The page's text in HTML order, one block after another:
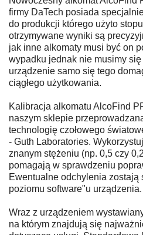
firmy DaTech posiada
do produkcji którego użyto
otrzymywane wyniki są
jak inne alkomaty musi być on
wypadku jednak nie musimy
urządzenie samo się tego
ciągłego użytkowania.
Kalibracja alkomatu AlcoFind
naszym sklepie
technologię czołowego
- Guth Laboratories.
znanym stężeniu (np. 0,5 czy
pomagają w sprawdzeniu
Ewentualne odchylenia zostają
poziomu software"u urządzenia.
Wraz z urządzeniem
na którym znajdują się